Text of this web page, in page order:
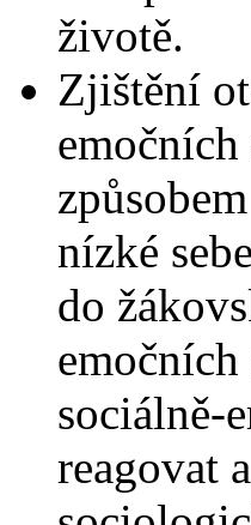
životě.
Zjištění
nízké
do
emočních
sociálně-
reagovat